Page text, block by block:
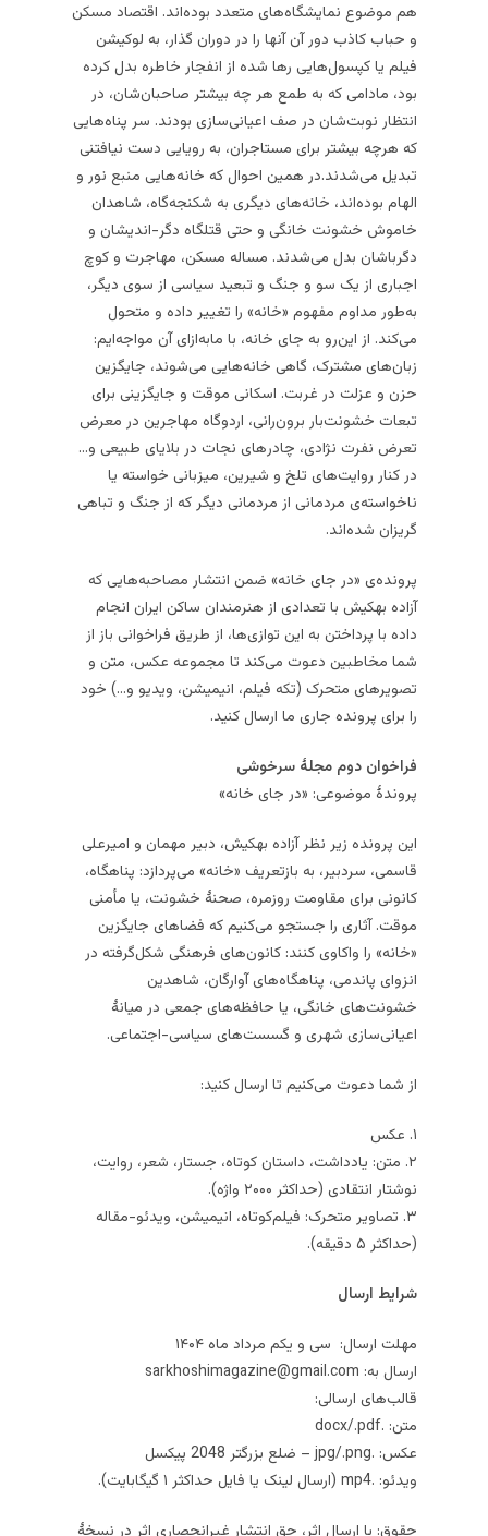
هم موضوع نمایشگاه‌های متعدد بوده‌اند. اقتصاد مسکن
و حباب کاذب دور آن آنها را در دوران گذار، به لوکیشن
فیلم یا کپسول‌هایی رها شده از انفجار خاطره بدل کرده
بود، مادامی که به طمع‌ هر چه بیشتر صاحبان‌شان، در
انتظار نوبت‌شان در صف اعیانی‌سازی بودند. سر پناه‌هایی
که هرچه بیشتر برای مستاجران، به رویایی دست نیافتنی‌
تبدیل می‌شدند.در همین احوال که خانه‌هایی منبع نور و
الهام بوده‌اند، خانه‌های دیگری به شکنجه‌گاه، شاهدان
خاموش خشونت خانگی و حتی قتلگاه دگر-اندیشان و
دگرباشان بدل می‌شدند. مساله مسکن، مهاجرت و کوچ
اجباری از یک سو و جنگ و تبعید سیاسی از سوی دیگر،
به‌طور مداوم مفهوم «خانه» را تغییر داده و متحول
می‌کند. از این‌رو به جای خانه، با ما‌به‌ازای آن مواجه‌ایم:
زبان‌های مشترک، گاهی خانه‌‌هایی می‌شوند، جایگزین
حزن و عزلت در غربت. اسکانی موقت و جایگزینی برای
تبعات خشونت‌بار برون‌رانی، اردوگاه مهاجرین در معرض
تعرض نفرت نژادی، چادر‌های نجات در بلایای طبیعی و…
در کنار روایت‌های تلخ و شیرین، میزبانی خواسته یا
ناخواسته‌ی مردمانی از مردمانی دیگر که از جنگ و تباهی
گریزان شده‌اند.
پرونده‌ی «در جای خانه» ضمن انتشار مصاحبه‌هایی که
آزاده بهکیش با تعدادی از هنرمندان ساکن ایران انجام
داده با پرداختن به این توازی‌ها، از طریق فراخوانی باز از
شما مخاطبین دعوت می‌کند تا مجموعه عکس، متن و
تصویرهای متحرک (تکه فیلم، انیمیشن، ویدیو و…) خود
را برای پرونده جاری ما ارسال کنید.
فراخوان دوم مجلهٔ سرخوشی
پروندهٔ موضوعی: «در جای خانه»
این پرونده زیر نظر آزاده بهکیش، دبیر مهمان و امیرعلی
قاسمی، سردبیر، به بازتعریف «خانه» می‌پردازد: پناهگاه،
کانونی برای مقاومت روزمره، صحنهٔ خشونت، یا مأمنی
موقت. آثاری را جستجو می‌کنیم که فضاهای جایگزین
«خانه» را واکاوی کنند: کانون‌های فرهنگی شکل‌گرفته در
انزوای پاندمی، پناهگاه‌های آوارگان، شاهدین
خشونت‌های خانگی، یا حافظه‌های جمعی در میانهٔ
اعیانی‌سازی شهری و گسست‌های سیاسی-اجتماعی.
از شما دعوت می‌کنیم تا ارسال کنید:
۱. عکس
۲. متن: یادداشت، داستان کوتاه، جستار، شعر، روایت‌،
نوشتار انتقادی (حداکثر ۲۰۰۰ واژه).
۳. تصاویر متحرک: فیلم‌کوتاه، انیمیشن، ویدئو-مقاله
(حداکثر ۵ دقیقه).
شرایط ارسال
مهلت ارسال: سی و یکم مرداد ماه ۱۴۰۴
ارسال به: sarkhoshimagazine@gmail.com
قالب‌های ارسالی:
متن: .docx/.pdf
عکس: .jpg/.png – ضلع بزرگتر 2048 پیکسل
ویدئو: .mp4 (ارسال لینک یا فایل حداکثر ۱ گیگابایت).